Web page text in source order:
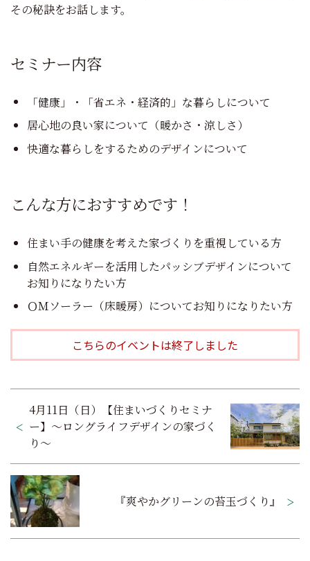
その秘訣をお話します。
セミナー内容
「健康」・「省エネ・経済的」な暮らしについて
居心地の良い家について（暖かさ・涼しさ）
快適な暮らしをするためのデザインについて
こんな方におすすめです！
住まい手の健康を考えた家づくりを重視している方
自然エネルギーを活用したパッシブデザインについて
お知りになりたい方
ＯＭソーラー（床暖房）についてお知りになりたい方
こちらのイベントは終了しました
投
稿
ビ
ゲ
ー
4月11日（日）【住まいづくりセミナ
ー】～ロングライフデザインの家づく
り～
『爽やかグリーンの苔玉づくり』